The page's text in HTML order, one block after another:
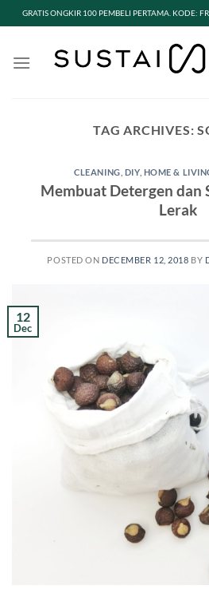
GRATIS ONGKIR 100 PEMBELI PERTAMA. KODE:
TAG ARCHIVES:
CLEANING DIY, HOME &
Membuat Detergen dan
Lerak
POSTED ON DECEMBER 12, 2018 BY
12
Dec